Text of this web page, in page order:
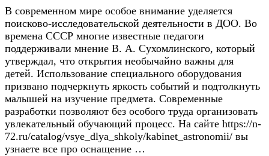
В современном мире особое внимание уделяется
поисково-исследовательской деятельности в ДОО. Во
времена СССР многие известные педагоги
поддерживали мнение В. А. Сухомлинского, который
утверждал, что открытия необычайно важны для
детей. Использование специального оборудования
призвано подчеркнуть яркость событий и подтолкнуть
малышей на изучение предмета. Современные
разработки позволяют без особого труда организовать
увлекательный обучающий процесс. На сайте https://n-
72.ru/catalog/vsye_dlya_shkoly/kabinet_astronomii/ вы
узнаете все про оснащение …